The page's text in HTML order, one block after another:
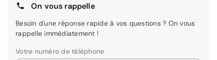
On vous rappelle
Besoin d'une réponse rapide à vos questions ? On vous
rappelle immédiatement !
Votre numéro de téléphone